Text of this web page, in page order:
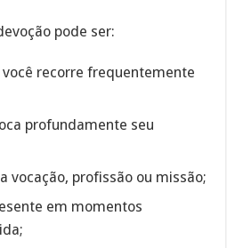
pode ser:
recorre frequentemente
profundamente seu
vocação, profissão ou missão;
em momentos